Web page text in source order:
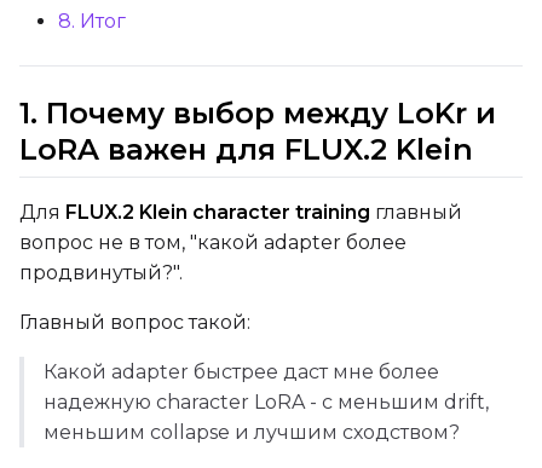
ToggleUse EMA
Use EMA
Toggle Unload TE
ToggleCache Text
Cache Text
ToggleBlank Prompt
Blank Prompt
8. Итог
1. Почему выбор между LoKr и
LoRA важен для FLUX.2 Klein
Для FLUX.2 Klein character training главный
вопрос не в том, "какой adapter более
продвинутый?".
Главный вопрос такой:
Какой adapter быстрее даст мне более
надежную character LoRA - с меньшим drift,
меньшим collapse и лучшим сходством?